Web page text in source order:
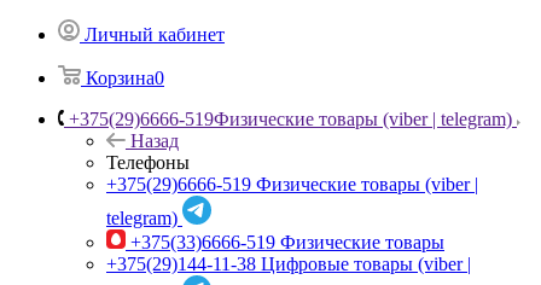
Личный кабинет
Корзина0
+375(29)6666-519Физические товары (viber | telegram)
Назад
Телефоны
+375(29)6666-519 Физические товары (viber |
telegram)
+375(33)6666-519 Физические товары
+375(29)144-11-38 Цифровые товары (viber |